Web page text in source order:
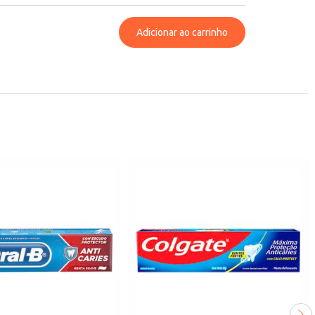
Adicionar ao carrinho